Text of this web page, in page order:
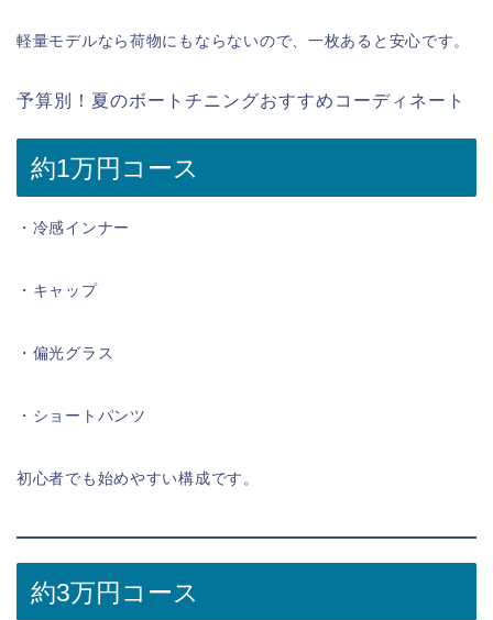
軽量モデルなら荷物にもならないので、一枚あると安心です。
予算別！夏のボートチニングおすすめコーディネート
約1万円コース
・冷感インナー
・キャップ
・偏光グラス
・ショートパンツ
初心者でも始めやすい構成です。
約3万円コース